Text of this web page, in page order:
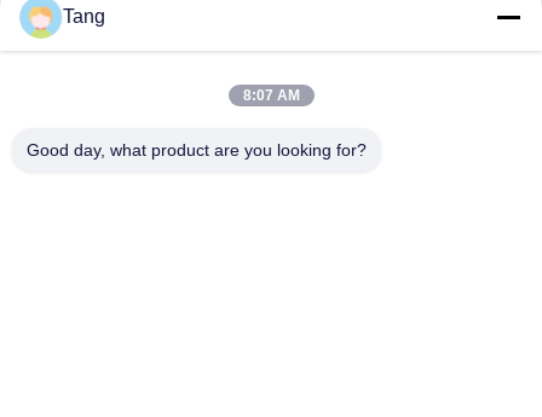
Çift Kesme Kenarlı Yüksek Mukavemetli Alaşımlı Ekskavatör
Yatırma Kovası
Tang
8:07 AM
Good day, what product are you looking for?